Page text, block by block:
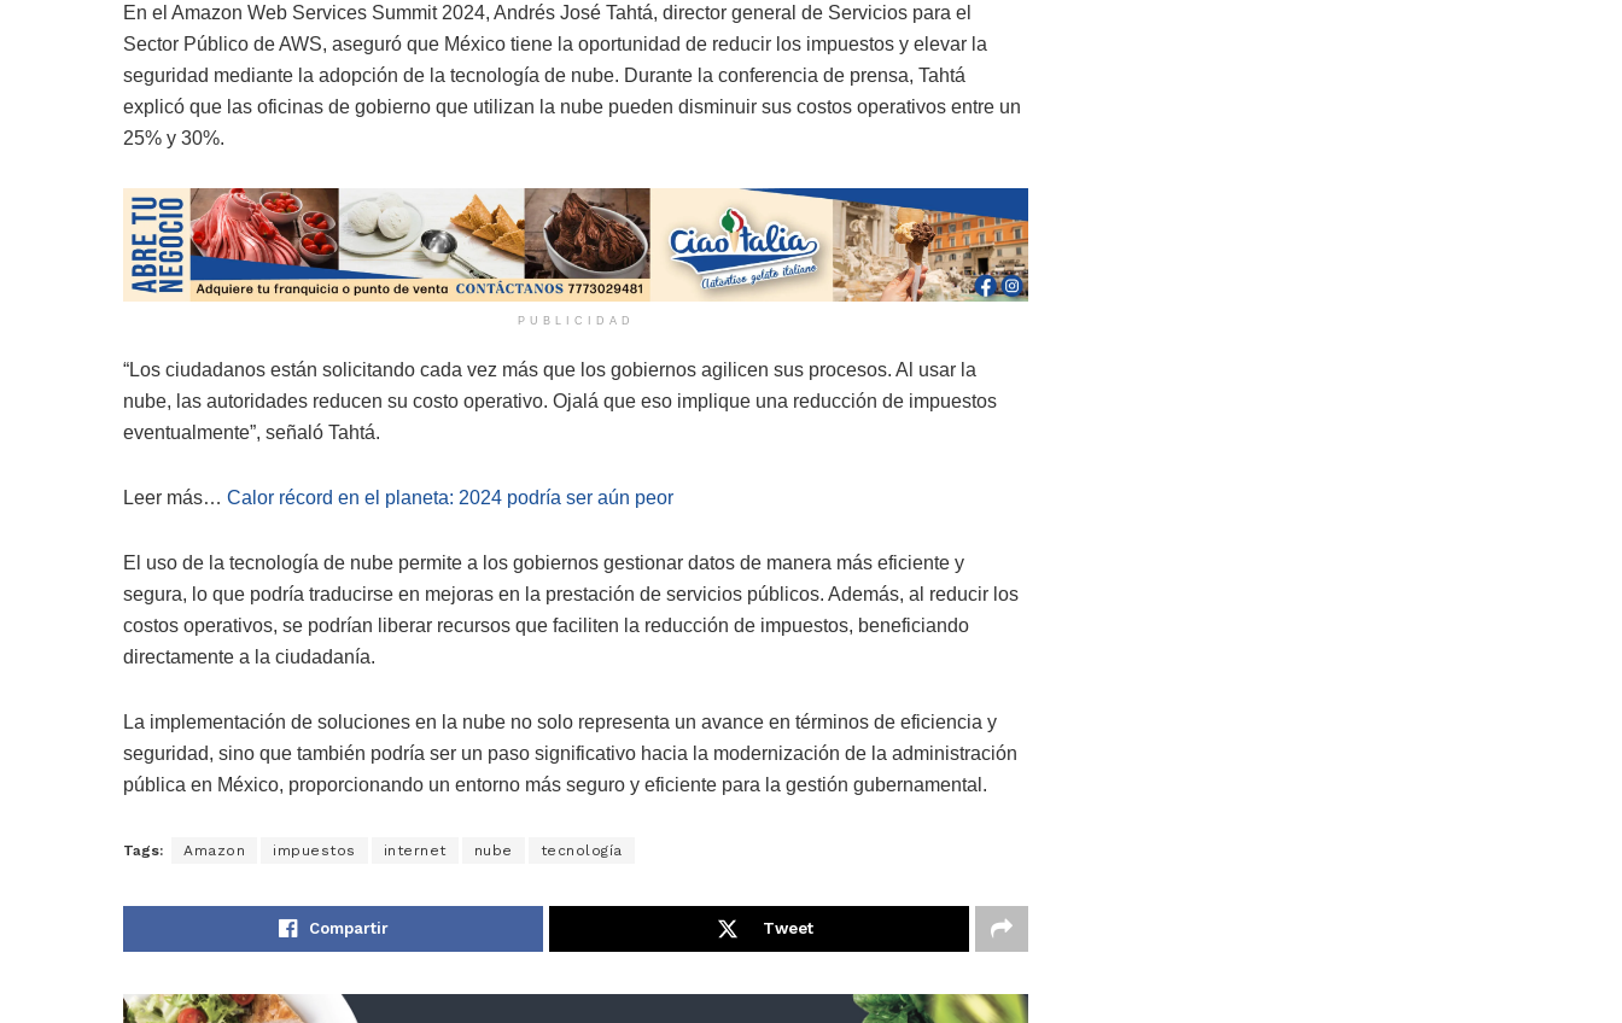
En el Amazon Web Services Summit 2024, Andrés José Tahtá, director general de Servicios para el
Sector Público de AWS, aseguró que México tiene la oportunidad de reducir los impuestos y elevar la
seguridad mediante la adopción de la tecnología de nube. Durante la conferencia de prensa, Tahtá
explicó que las oficinas de gobierno que utilizan la nube pueden disminuir sus costos operativos entre un
25% y 30%.
PUBLICIDAD
“Los ciudadanos están solicitando cada vez más que los gobiernos agilicen sus procesos. Al usar la
nube, las autoridades reducen su costo operativo. Ojalá que eso implique una reducción de impuestos
eventualmente”, señaló Tahtá.
Leer más… Calor récord en el planeta: 2024 podría ser aún peor
El uso de la tecnología de nube permite a los gobiernos gestionar datos de manera más eficiente y
segura, lo que podría traducirse en mejoras en la prestación de servicios públicos. Además, al reducir los
costos operativos, se podrían liberar recursos que faciliten la reducción de impuestos, beneficiando
directamente a la ciudadanía.
La implementación de soluciones en la nube no solo representa un avance en términos de eficiencia y
seguridad, sino que también podría ser un paso significativo hacia la modernización de la administración
pública en México, proporcionando un entorno más seguro y eficiente para la gestión gubernamental.
Tags: Amazon impuestos internet nube tecnología
Compartir Tweet